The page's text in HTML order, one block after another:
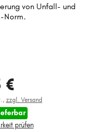
von Unfall- und
Norm.
€
zzgl. Versand
prüfen